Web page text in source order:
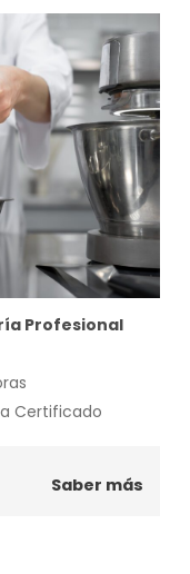
Profesional
Certificado
Saber más